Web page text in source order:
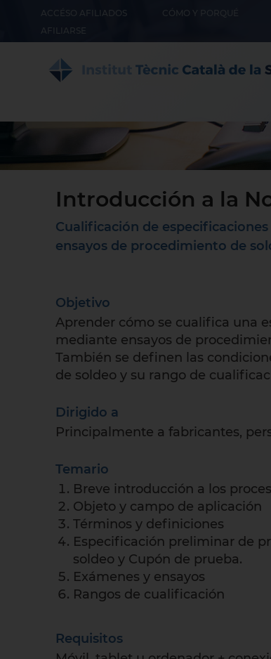
ACCÉSO AFILIADOS
CÓMO Y PORQUÉ
AFILIARSE
Introducción a la
Cualificación de
ensayos de procedimiento de
Objetivo
Aprender cómo se cualifica una
mediante ensayos de
También se definen las
de soldeo y su rango de
Dirigido a
Principalmente a fabricantes,
Temario
Breve introducción a los
Objeto y campo de aplicación
Términos y definiciones
Especificación preliminar de
soldeo y Cupón de prueba.
Exámenes y ensayos
Rangos de cualificación
Requisitos